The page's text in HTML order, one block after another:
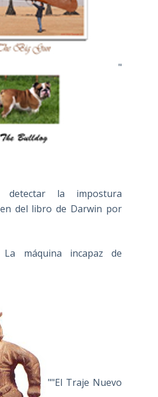
"
detectar la impostura
del libro de Darwin por
máquina incapaz de
""El Traje Nuevo